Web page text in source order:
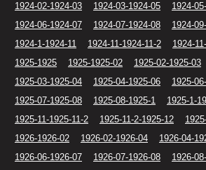
1924-02-1924-03
1924-03-1924-05
1924-
1924-06-1924-07
1924-07-1924-08
1924-
1924-1-1924-11
1924-11-1924-11-2
1924-
1925-1925
1925-1925-02
1925-02-1925-03
1925-03-1925-04
1925-04-1925-06
1925-
1925-07-1925-08
1925-08-1925-1
1925-1-
1925-11-1925-11-2
1925-11-2-1925-12
1926-1926-02
1926-02-1926-04
1926-04-
1926-06-1926-07
1926-07-1926-08
1926-